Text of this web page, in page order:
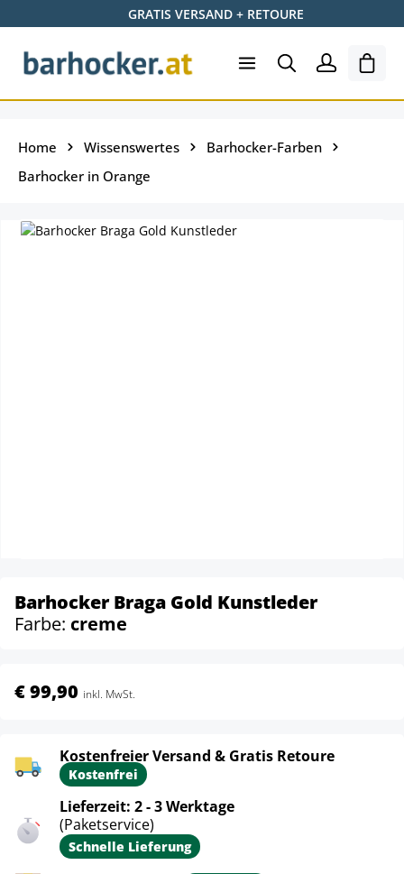
Skip to main contentGRATIS VERSAND + RETOURE
Home Wissenswertes
Barhocker-Farben
Barhocker in Orange
Barhocker Braga Gold Kunstleder
Farbe: creme
€ 99,90 inkl. MwSt.
Kostenfreier Versand & Gratis Retoure
Kostenfrei
Lieferzeit: 2 - 3 Werktage
(Paketservice)
Schnelle Lieferung